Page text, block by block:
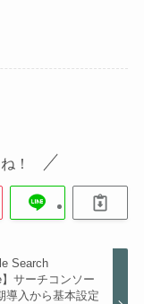
！
Search
サーチコンソー
導入から基本設定